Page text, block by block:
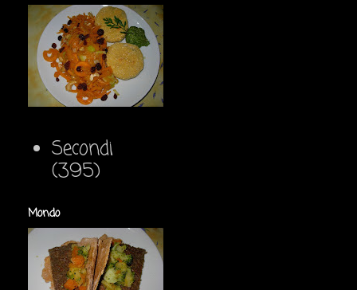
Secondi
(395)
Mondo